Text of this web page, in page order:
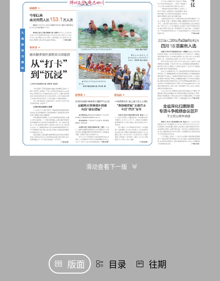
滑动查看下一版
版面 目录 往期